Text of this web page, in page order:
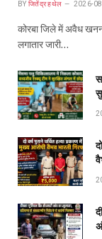
BY जितेंद्र हथेल 2026-
कोरबा जिले में अवैध
लगातार जारी…